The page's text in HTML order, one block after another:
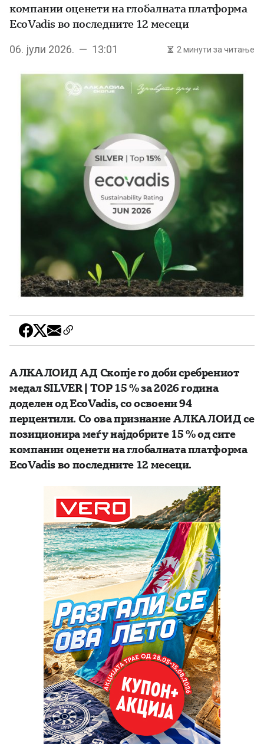
компании оценети на глобалната платформа
EcoVadis во последните 12 месеци
06. јули 2026. — 13:01 2 минути за читање
АЛКАЛОИД АД Скопје го доби сребрениот
медал SILVER | TOP 15% за 2026 година
доделен од EcoVadis, со освоени 94
перцентили. Соова признаниеАЛКАЛОИД се
позиционира меѓу најдобрите 15% од сите
компании оценети на глобалната платформа
EcoVadis во последните 12 месеци.